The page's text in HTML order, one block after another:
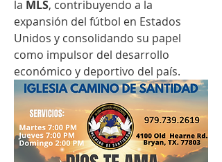
la MLS, contribuyendo a la
expansión del fútbol en Estados
Unidos y consolidando su papel
como impulsor del desarrollo
económico y deportivo del país.